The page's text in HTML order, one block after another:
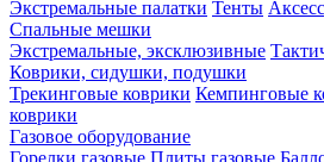
Экстремальные палатки Тенты
Спальные мешки
Экстремальные, эксклюзивные
Коврики, сидушки, подушки
Трекинговые коврики Кемпинговые
коврики
Газовое оборудование